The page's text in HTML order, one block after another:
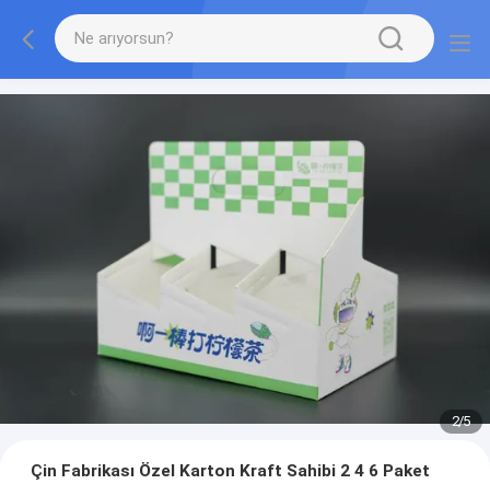
2/5
Çin Fabrikası Özel Karton Kraft Sahibi 2 4 6 Paket